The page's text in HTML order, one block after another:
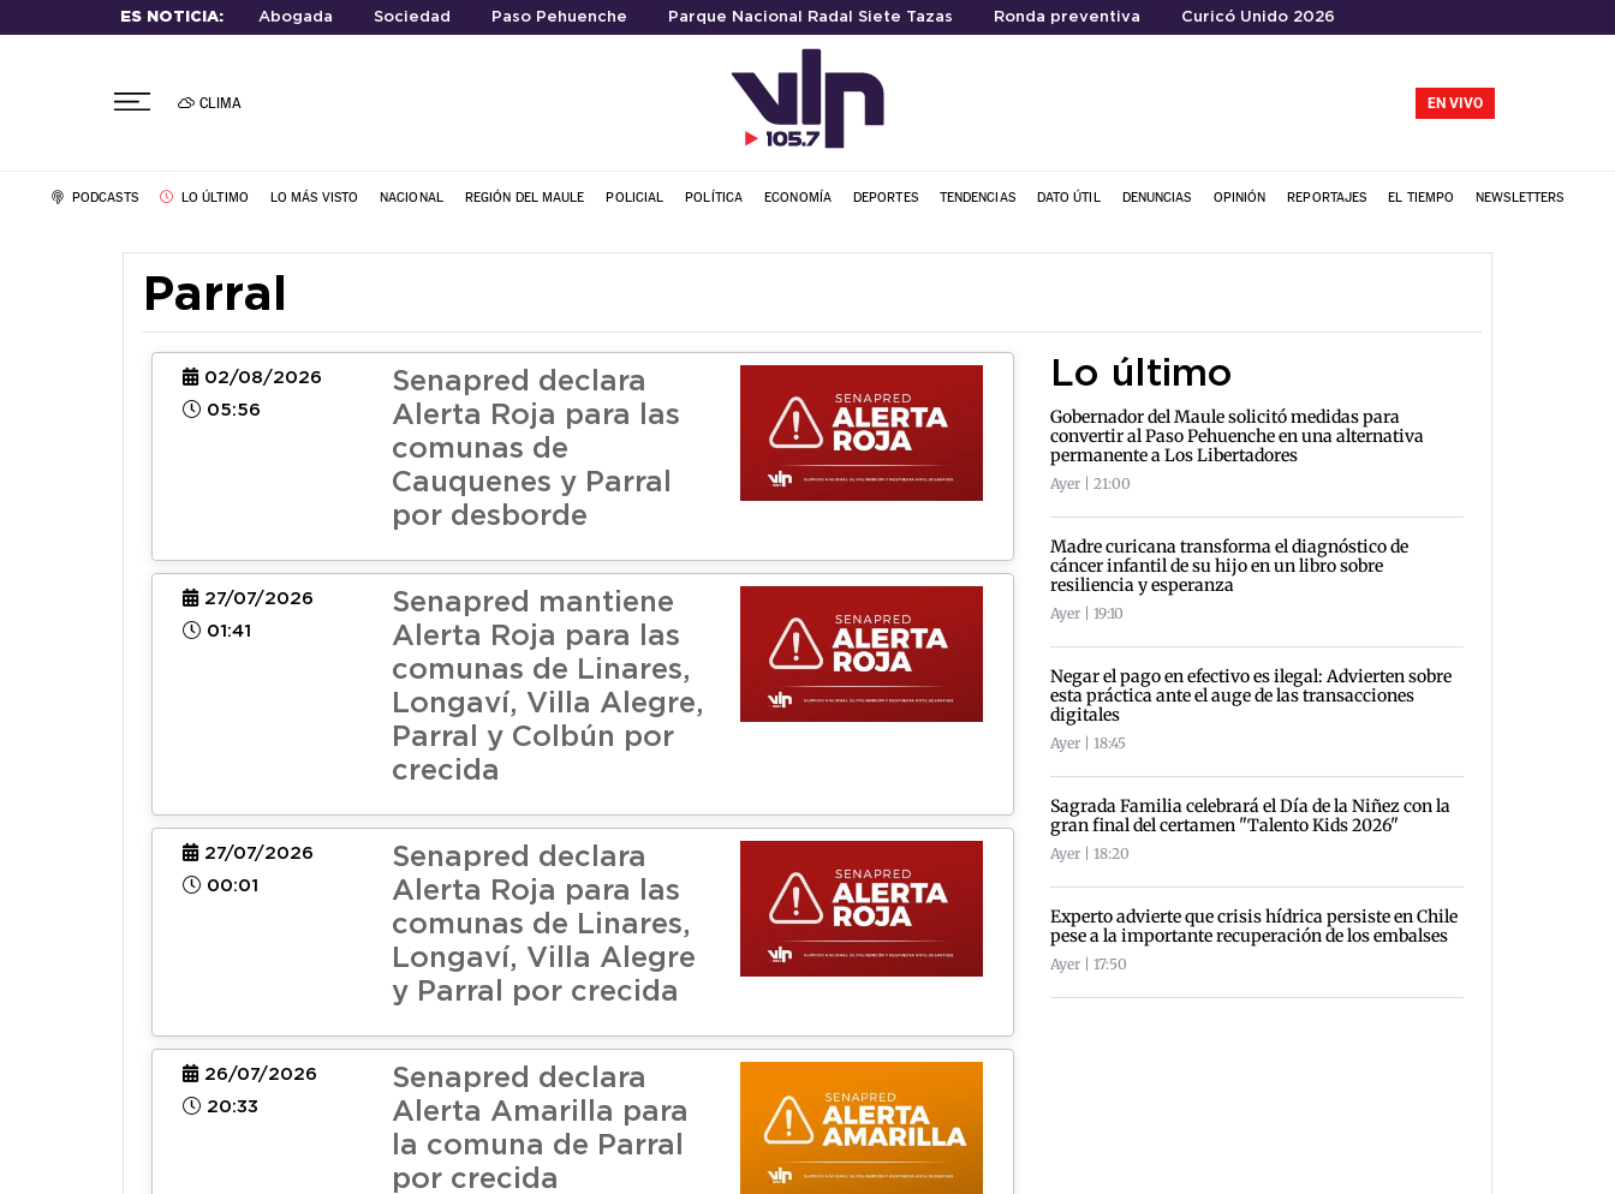
ES NOTICIA: Abogada Sociedad Paso Pehuenche Parque Nacional Radal Siete Tazas Ronda preventiva Curicó Unido 2026
CLIMA EN VIVO
PODCASTS LO ÚLTIMO LO MÁS VISTO NACIONAL REGIÓN DEL MAULE POLICIAL POLÍTICA ECONOMÍA DEPORTES TENDENCIAS DATO ÚTIL DENUNCIAS OPINIÓN REPORTAJES EL TIEMPO NEWSLETTERS
Parral
02/08/2026
05:56
Senapred declara
Alerta Roja para las
comunas de
Cauquenes y Parral
por desborde
27/07/2026
01:41
Senapred mantiene
Alerta Roja para las
comunas de Linares,
Longaví, Villa Alegre,
Parral y Colbún por
crecida
27/07/2026
00:01
Senapred declara
Alerta Roja para las
comunas de Linares,
Longaví, Villa Alegre
y Parral por crecida
26/07/2026
20:33
Senapred declara
Alerta Amarilla para
la comuna de Parral
por crecida
Lo último
Gobernador del Maule solicitó medidas para
convertir al Paso Pehuenche en una alternativa
permanente a Los Libertadores
Ayer | 21:00
Madre curicana transforma el diagnóstico de
cáncer infantil de su hijo en un libro sobre
resiliencia y esperanza
Ayer | 19:10
Negar el pago en efectivo es ilegal: Advierten sobre
esta práctica ante el auge de las transacciones
digitales
Ayer | 18:45
Sagrada Familia celebrará el Día de la Niñez con la
gran final del certamen "Talento Kids 2026"
Ayer | 18:20
Experto advierte que crisis hídrica persiste en Chile
pese a la importante recuperación de los embalses
Ayer | 17:50